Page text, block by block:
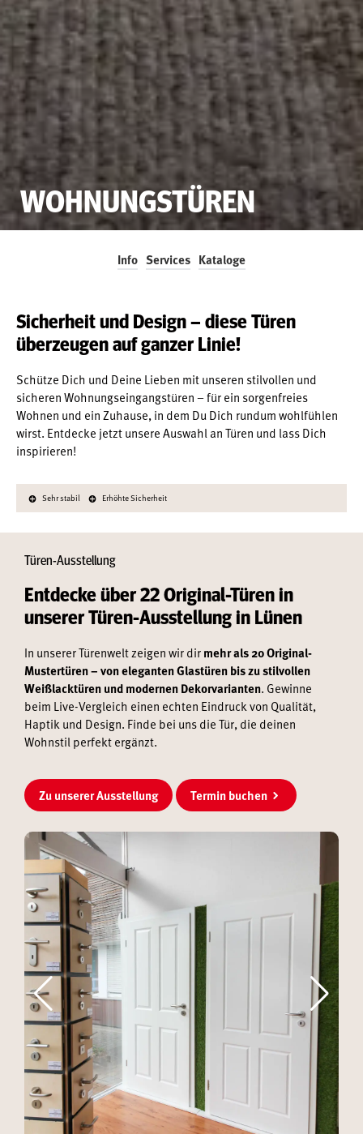
WOHNUNGSTÜREN
Info Services Kataloge
Sicherheit und Design – diese Türen
überzeugen auf ganzer Linie!
Schütze Dich und Deine Lieben mit unseren stilvollen und
sicheren Wohnungseingangstüren – für ein sorgenfreies
Wohnen und ein Zuhause, in dem Du Dich rundum wohlfühlen
wirst. Entdecke jetzt unsere Auswahl an Türen und lass Dich
inspirieren!
Sehr stabil Erhöhte Sicherheit
Türen-Ausstellung
Entdecke über 22 Original-Türen in
unserer Türen-Ausstellung in Lünen
In unserer Türenwelt zeigen wir dirmehr als 20 Original-
Mustertüren – von eleganten Glastüren bis zu stilvollen
Weißlacktüren und modernen Dekorvarianten. Gewinne
beim Live-Vergleich einen echten Eindruck von Qualität,
Haptik und Design. Finde bei uns die Tür, die deinen
Wohnstil perfekt ergänzt.
Zu unserer Ausstellung Termin buchen